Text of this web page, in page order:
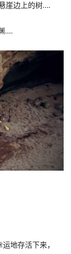
崖边上的树….
….
地存活下来，